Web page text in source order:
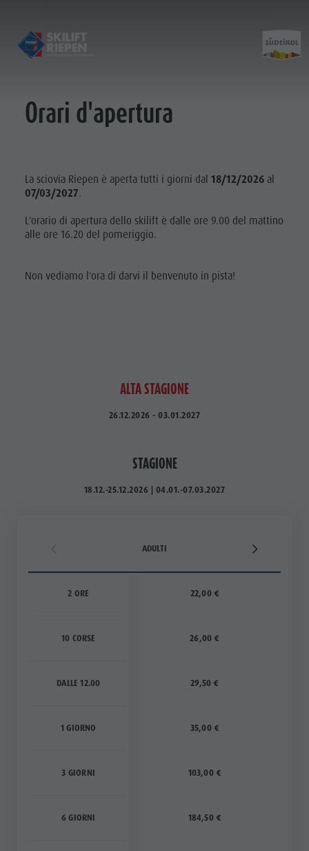
Öffnungszeiten & Preise
Fotogalerie
Standort
Orari d'apertura
La sciovia Riepen è aperta tutti i giorni dal 18/12/2026 al
07/03/2027.
L'orario di apertura dello skilift è dalle ore 9.00 del mattino
alle ore 16.20 del pomeriggio.
Non vediamo l'ora di darvi il benvenuto in pista!
ALTA STAGIONE
26.12.2026 - 03.01.2027
STAGIONE
18.12.-25.12.2026 | 04.01.-07.03.2027
ADULTI
2 ORE
10 CORSE
DALLE 12.00
1 GIORNO
3 GIORNI
6 GIORNI
22,00 €
26,00 €
29,50 €
35,00 €
103,00 €
184,50 €